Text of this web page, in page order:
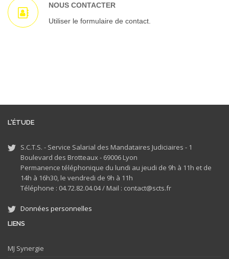
NOUS CONTACTER
Utiliser le formulaire de contact.
L'ÉTUDE
S.C.T.S. - Service Salarial des Mandataires Judiciaires - 1
Boulevard des Brotteaux - 69006 Lyon
Permanence téléphonique du lundi au jeudi de 9h à 11h et de
14h à 16h30, le vendredi de 9h à 11h
Téléphone : 04.72.82.04.04 / Mail : contact@scts.fr
Données personnelles
LIENS
MJ Synergie